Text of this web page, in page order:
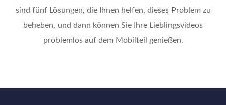
sind fünf Lösungen, die Ihnen helfen, dieses Problem zu
beheben, und dann können Sie Ihre Lieblingsvideos
problemlos auf dem Mobilteil genießen.